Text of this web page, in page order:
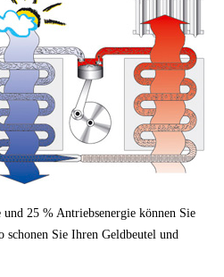
25 % Antriebsenergie können Sie
schonen Sie Ihren Geldbeutel und